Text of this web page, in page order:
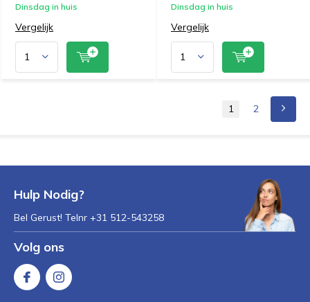
Dinsdag in huis
Vergelijk
Dinsdag in huis
Vergelijk
1 2
Hulp Nodig?
Bel Gerust! Telnr +31 512-543258
Volg ons